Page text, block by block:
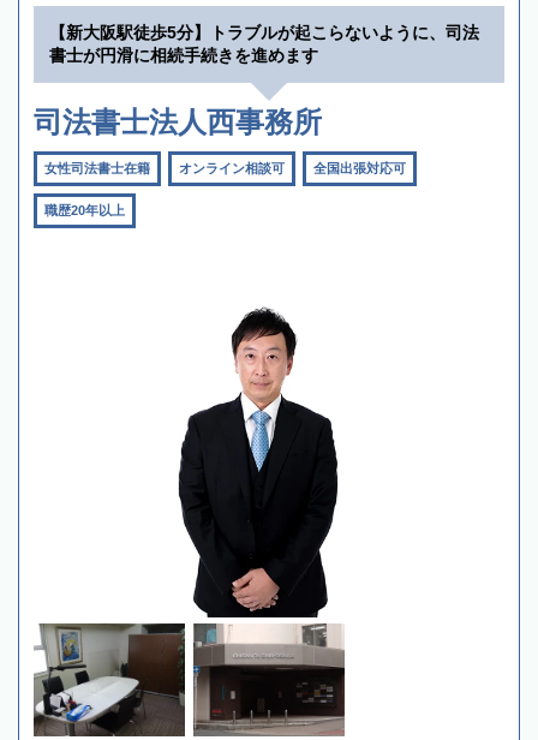
【新大阪駅徒歩5分】トラブルが起こらないように、司法
書士が円滑に相続手続きを進めます
司法書士法人西事務所
女性司法書士在籍 オンライン相談可 全国出張対応可
職歴20年以上